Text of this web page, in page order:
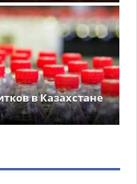
в Казахстане